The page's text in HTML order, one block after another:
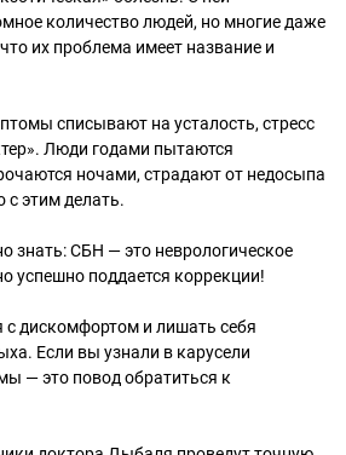
количество людей, но многие даже
их проблема имеет название и
списывают на усталость, стресс
Люди годами пытаются
ночами, страдают от недосыпа
с этим делать.
знать: СБН — это неврологическое
успешно поддается коррекции!
с дискомфортом и лишать себя
Если вы узнали в карусели
— это повод обратиться к